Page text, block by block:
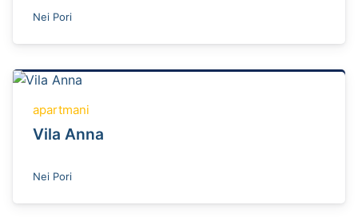
Nei Pori
apartmani
Vila Anna
Nei Pori